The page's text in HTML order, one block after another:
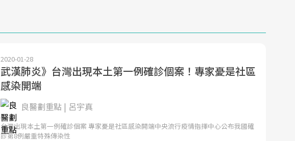
2020-01-28
武漢肺炎》台灣出現本土第一例確診個案！專家憂是社區
感染開端
良醫劃重點 | 呂宇真
台灣出現本土第一例確診個案 專家憂是社區感染開端中央流行疫情指揮中心公布我國確
診第8例嚴重特殊傳染性